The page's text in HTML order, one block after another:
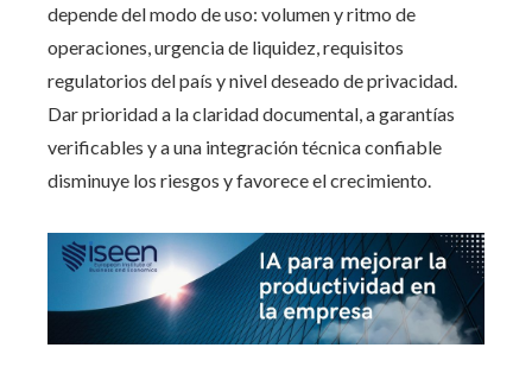
depende del modo de uso: volumen y ritmo de
operaciones, urgencia de liquidez, requisitos
regulatorios del país y nivel deseado de privacidad.
Dar prioridad a la claridad documental, a garantías
verificables y a una integración técnica confiable
disminuye los riesgos y favorece el crecimiento.